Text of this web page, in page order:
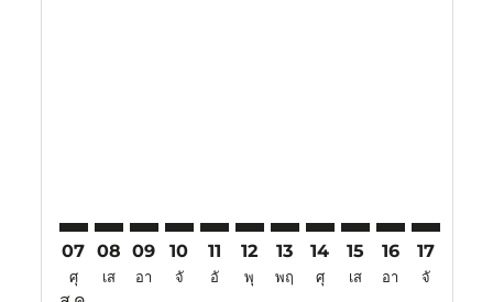
07
ศุ
08
เส
09
อา
10
จั
11
อั
12
พุ
13
พฤ
14
ศุ
15
เส
16
อา
17
จั